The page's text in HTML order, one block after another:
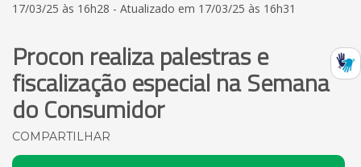
17/03/25 às 16h28 - Atualizado em 17/03/25 às 16h31
Procon realiza palestras e
fiscalização especial na Semana
do Consumidor
COMPARTILHAR